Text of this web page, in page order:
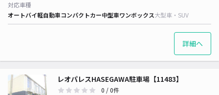
対応車種
オートバイ軽自動車コンパクトカー中型車ワンボックス大型車・SUV
詳細へ
レオパレスHASEGAWA駐車場【11483】
0 / 0件